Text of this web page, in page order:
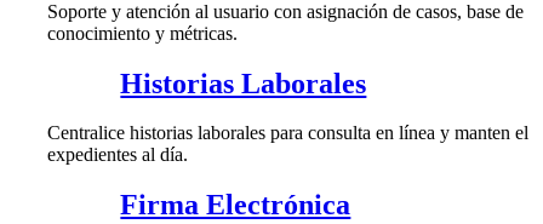
Soporte y atención al usuario con asignación de casos, base de
conocimiento y métricas.
Historias Laborales
Centralice historias laborales para consulta en línea y manten el
expedientes al día.
Firma Electrónica